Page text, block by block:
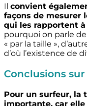
Il convient
façons de mesurer
qui les rapportent
pourquoi on parle de
« par la taille »,
d’où l’existence de
Conclusions
Pour un surfeur, la
importante, car